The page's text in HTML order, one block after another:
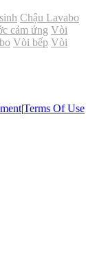
Chậu Lavabo
cảm ứng Vòi
Vòi bếp Vòi
|Terms Of Use